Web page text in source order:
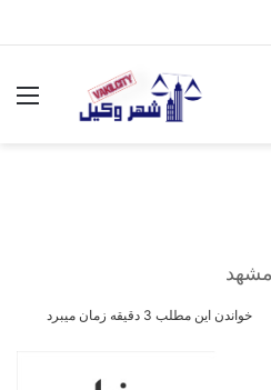
خواندن این مطلب 3 دقیقه زمان میبرد